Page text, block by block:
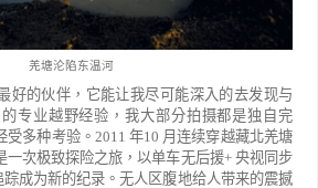
羌塘沦陷东温河
好的伙伴，它能让我尽可能深入的去发现与
专业越野经验，我大部分拍摄都是独自完
受多种考验。 2011 年10 月连续穿越藏北羌塘
一次极致探险之旅，以单车无后援+ 央视同步
踪成为新的纪录。无人区腹地给人带来的震撼